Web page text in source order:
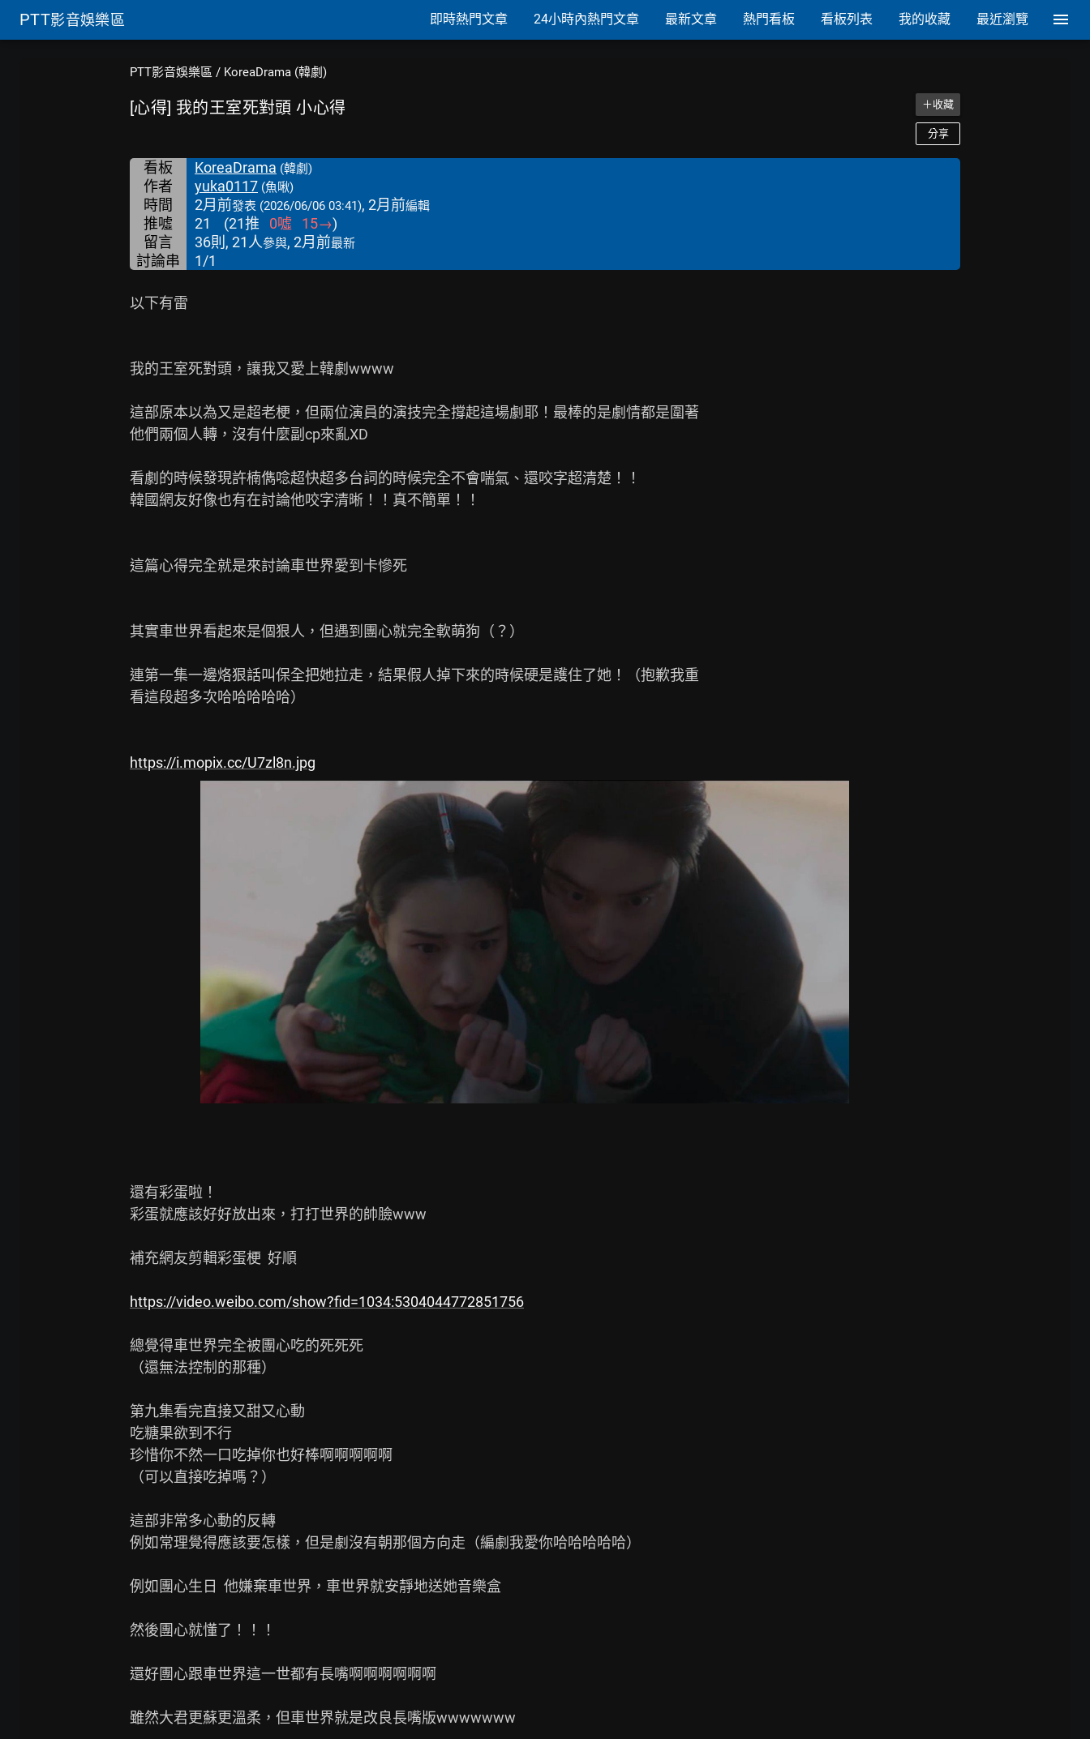
PTT影音娛樂區 即時熱門文章 24小時內熱門文章 最新文章 熱門看板 看板列表 我的收藏 最近瀏覽
PTT影音娛樂區 / KoreaDrama (韓劇)
[心得] 我的王室死對頭 小心得 ＋收藏
分享
看板 KoreaDrama (韓劇)
作者 yuka0117 (魚啾)
時間 2月前發表 (2026/06/06 03:41), 2月前編輯
推噓 21 (21推 0噓 15→)
留言
36則, 21人參與, 2月前最新
討論串 1/1
以下有雷
我的王室死對頭，讓我又愛上韓劇wwww
這部原本以為又是超老梗，但兩位演員的演技完全撐起這場劇耶！最棒的是劇情都是圍著
他們兩個人轉，沒有什麼副cp來亂XD
看劇的時候發現許楠儁唸超快超多台詞的時候完全不會喘氣、還咬字超清楚！！
韓國網友好像也有在討論他咬字清晰！！真不簡單！！
這篇心得完全就是來討論車世界愛到卡慘死
其實車世界看起來是個狠人，但遇到團心就完全軟萌狗（？）
連第一集一邊烙狠話叫保全把她拉走，結果假人掉下來的時候硬是護住了她！（抱歉我重
看這段超多次哈哈哈哈哈）
https://i.mopix.cc/U7zl8n.jpg
還有彩蛋啦！
彩蛋就應該好好放出來，打打世界的帥臉www
補充網友剪輯彩蛋梗  好順
https://video.weibo.com/show?fid=1034:5304044772851756
總覺得車世界完全被團心吃的死死死
（還無法控制的那種）
第九集看完直接又甜又心動
吃糖果欲到不行
珍惜你不然一口吃掉你也好棒啊啊啊啊啊
（可以直接吃掉嗎？）
這部非常多心動的反轉
例如常理覺得應該要怎樣，但是劇沒有朝那個方向走（編劇我愛你哈哈哈哈哈）
例如團心生日  他嫌棄車世界，車世界就安靜地送她音樂盒
然後團心就懂了！！！
還好團心跟車世界這一世都有長嘴啊啊啊啊啊啊
雖然大君更蘇更溫柔，但車世界就是改良長嘴版wwwwwww